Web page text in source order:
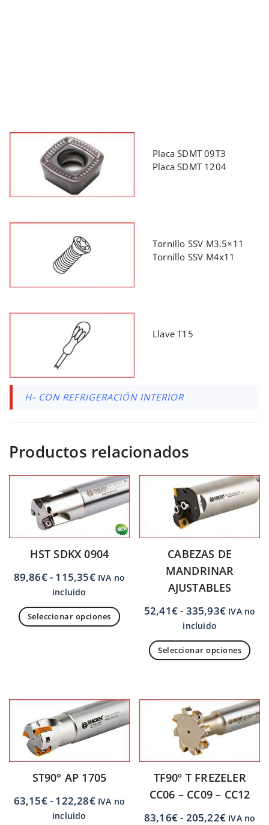
Placa SDMT 09T3
Placa SDMT 1204
Tornillo SSV M3.5×11
Tornillo SSV M4x11
Llave T15
H- CON REFRIGERACIÓN INTERIOR
Productos relacionados
HST SDKX 0904
89,86€- 115,35€ IVA no
incluido
Seleccionar opciones
CABEZAS DE
MANDRINAR
AJUSTABLES
52,41€- 335,93€ IVA no
incluido
Seleccionar opciones
ST90° AP 1705
63,15€- 122,28€ IVA no
incluido
TF90º T FREZELER
CC06 – CC09 – CC12
83,16€- 205,22€ IVA no